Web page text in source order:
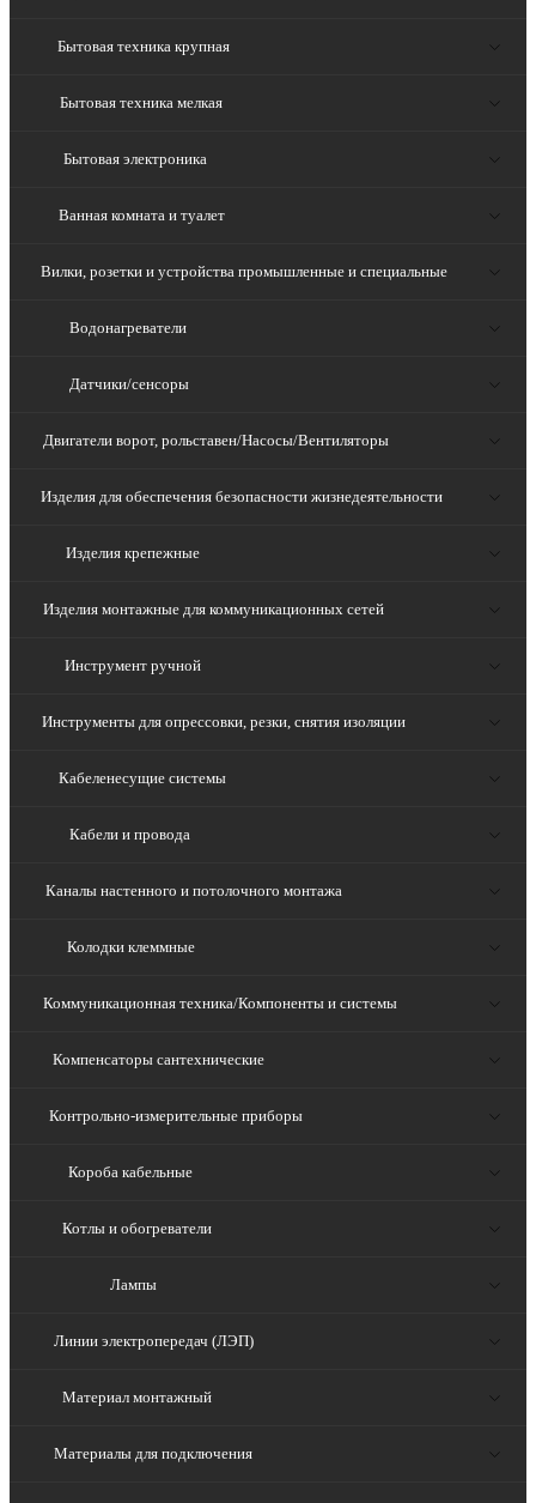
Бытовая техника крупная
Бытовая техника мелкая
Бытовая электроника
Ванная комната и туалет
Вилки, розетки и устройства промышленные и специальные
Водонагреватели
Датчики/сенсоры
Двигатели ворот, рольставен/Насосы/Вентиляторы
Изделия для обеспечения безопасности жизнедеятельности
Изделия крепежные
Изделия монтажные для коммуникационных сетей
Инструмент ручной
Инструменты для опрессовки, резки, снятия изоляции
Кабеленесущие системы
Кабели и провода
Каналы настенного и потолочного монтажа
Колодки клеммные
Коммуникационная техника/Компоненты и системы
Компенсаторы сантехнические
Контрольно-измерительные приборы
Короба кабельные
Котлы и обогреватели
Лампы
Линии электропередач (ЛЭП)
Материал монтажный
Материалы для подключения